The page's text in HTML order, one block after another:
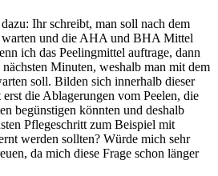
Ihr schreibt, man soll nach dem
und die AHA und BHA Mittel
ich das Peelingmittel auftrage, dann
Minuten, weshalb man mit dem
soll. Bilden sich innerhalb dieser
die Ablagerungen vom Peelen, die
begünstigen könnten und deshalb
Pflegeschritt zum Beispiel mit
werden sollten? Würde mich sehr
da mich diese Frage schon länger